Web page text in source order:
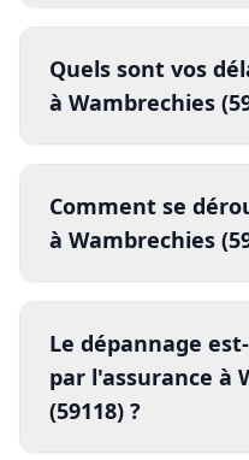
facture détaillée
(59118) ?
contrats
80%
Nos